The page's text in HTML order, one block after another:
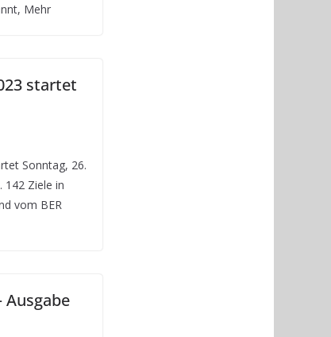
Mehr
startet
Sonntag, 26.
142 Ziele in
vom BER